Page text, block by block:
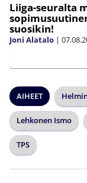
Liiga-seuralta
suosikin!
Joni Alatalo |
AIHEET
Lehkonen Ismo
TPS